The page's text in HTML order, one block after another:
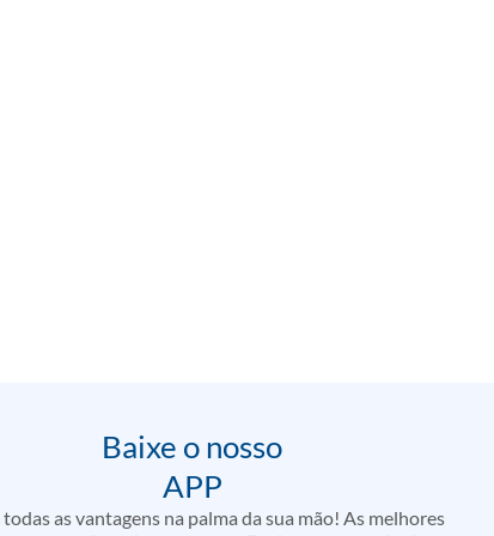
Baixe o nosso
APP
todas as vantagens na palma da sua mão! As melhores